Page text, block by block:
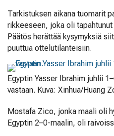
Tarkistuksen aikana tuomarit
rikkeeseen, joka oli
Päätös herättää kysymyksiä
puuttua ottelutilanteisiin.
Egyptin Yasser Ibrahim juhlii
vastaan. Kuva: Xinhua/Huang
Mostafa Zico, jonka maali oli
Egyptin 2–0-maalin, oli